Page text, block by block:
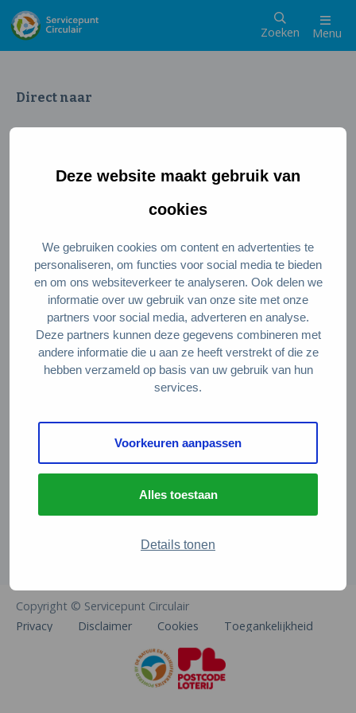
Deze website maakt gebruik van
cookies
We gebruiken cookies om content en advertenties te
personaliseren, om functies voor social media te bieden
en om ons websiteverkeer te analyseren. Ook delen we
informatie over uw gebruik van onze site met onze
partners voor social media, adverteren en analyse.
Deze partners kunnen deze gegevens combineren met
andere informatie die u aan ze heeft verstrekt of die ze
hebben verzameld op basis van uw gebruik van hun
services.
Voorkeuren aanpassen
Alles toestaan
Details tonen
Zoeken Menu
Direct naar
Wat is een circulaire samenleving
Meedoen als ondernemer
Circulaire producten en diensten
Wie zijn wij?
Over ons
Stel je vraag
Servicepunt Team
Veelgestelde vragen
De Natuur en Milieufederaties
Arthur van Schendelstraat 600
info@natuurenmilieufederaties.nl
Copyright © Servicepunt Circulair
Privacy
Disclaimer Cookies Toegankelijkheid